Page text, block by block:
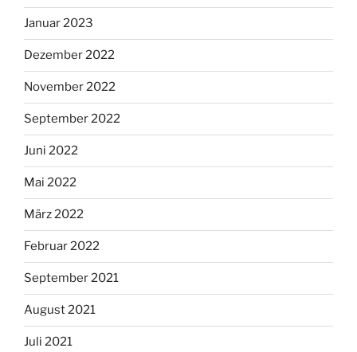
Januar 2023
Dezember 2022
November 2022
September 2022
Juni 2022
Mai 2022
März 2022
Februar 2022
September 2021
August 2021
Juli 2021